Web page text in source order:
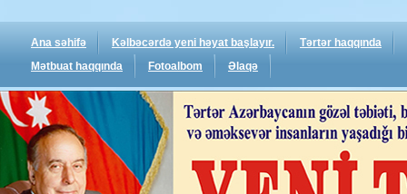
Ana səhifə Kəlbəcərdə yeni həyat başlayır.
Tərtər haqqında
Mətbuat haqqında
Fotoalbom Əlaqə